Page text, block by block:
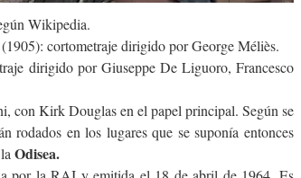
Wikipedia.
(1905): cortometraje dirigido por George Méliès.
dirigido por Giuseppe De Liguoro, Francesco
con Kirk Douglas en el papel principal. Según se
rodados en los lugares que se suponía entonces
Odisea.